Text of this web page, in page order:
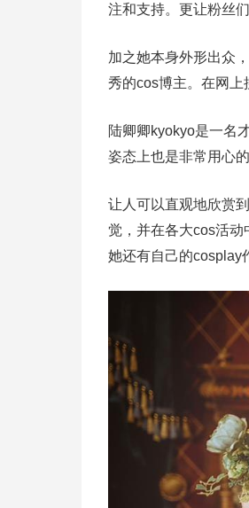
注和支持。更让粉丝
加之她本身外形出众
秀的cos博主。在网上
陆卿卿kyokyo是一名
姿态上也是非常用心
让人可以直观地欣赏
觉，并在各大cos活动
她还有自己的cosplay